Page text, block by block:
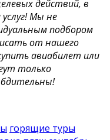
действий, в
Мы не
подбором
от нашего
авиабилет или
только
горящие туры